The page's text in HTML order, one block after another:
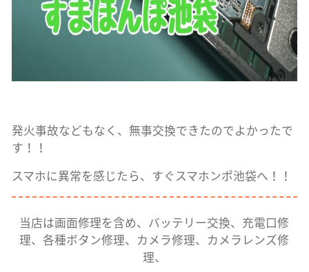
発火事故などもなく、無事交換できたのでよかったで
す！！
スマホに異常を感じたら、すぐスマホンポ池袋へ！！
当店は画面修理を含め、バッテリー交換、充電口修
理、各種ボタン修理、カメラ修理、カメラレンズ修
理、